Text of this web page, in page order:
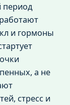
период
и гормоны
а не
стресс и